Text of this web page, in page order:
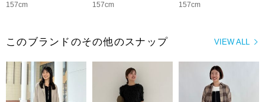
157cm
157cm
157cm
VIEW ALL
このブランドのその他のスナップ